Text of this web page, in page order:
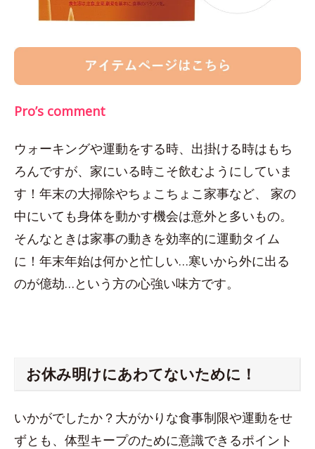
Pro’s comment
ウォーキングや運動をする時、出掛ける時はもち
ろんですが、家にいる時こそ飲むようにしていま
す！年末の大掃除やちょこちょこ家事など、 家の
中にいても身体を動かす機会は意外と多いもの。
そんなときは家事の動きを効率的に運動タイム
に！年末年始は何かと忙しい…寒いから外に出る
のが億劫…という方の心強い味方です。
お休み明けにあわてないために！
いかがでしたか？大がかりな食事制限や運動をせ
ずとも、体型キープのために意識できるポイント